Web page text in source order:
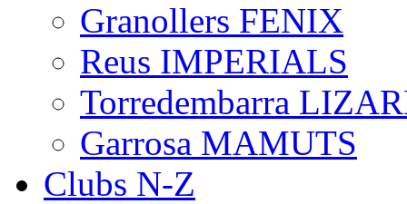
Granollers FENIX
Reus IMPERIALS
Torredembarra
Garrosa MAMUTS
Clubs N-Z